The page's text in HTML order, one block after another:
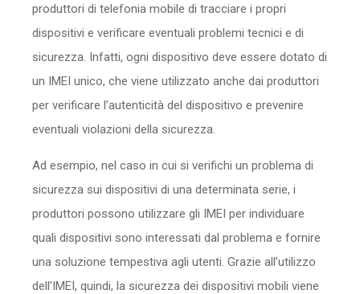
produttori di telefonia mobile di tracciare i propri
dispositivi e verificare eventuali problemi tecnici e di
sicurezza. Infatti, ogni dispositivo deve essere dotato di
un IMEI unico, che viene utilizzato anche dai produttori
per verificare l’autenticità del dispositivo e prevenire
eventuali violazioni della sicurezza.
Ad esempio, nel caso in cui si verifichi un problema di
sicurezza sui dispositivi di una determinata serie, i
produttori possono utilizzare gli IMEI per individuare
quali dispositivi sono interessati dal problema e fornire
una soluzione tempestiva agli utenti. Grazie all’utilizzo
dell’IMEI, quindi, la sicurezza dei dispositivi mobili viene